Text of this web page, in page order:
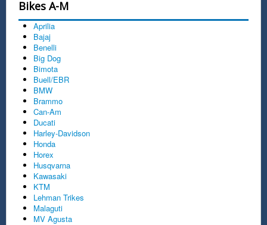
Bikes A-M
Aprilia
Bajaj
Benelli
Big Dog
Bimota
Buell/EBR
BMW
Brammo
Can-Am
Ducati
Harley-Davidson
Honda
Horex
Husqvarna
Kawasaki
KTM
Lehman Trikes
Malaguti
MV Agusta